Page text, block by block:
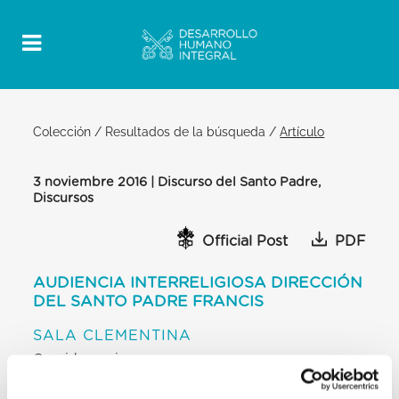
Colección / Resultados de la búsqueda /Artículo
3 noviembre 2016 | Discurso del Santo Padre,
Discursos
Official Post PDF
AUDIENCIA INTERRELIGIOSA DIRECCIÓN
DEL SANTO PADRE FRANCIS
SALA CLEMENTINA
Queridos amigos
[…] El tema de la Misericordia está familiarizado con